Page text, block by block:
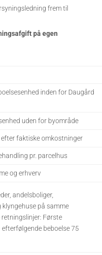
frem til
på egen
inden for Daugård
uden for byområde
faktiske omkostninger
pr. parcelhus
og erhverv
andelsboliger,
på samme
Første
beboelse 75